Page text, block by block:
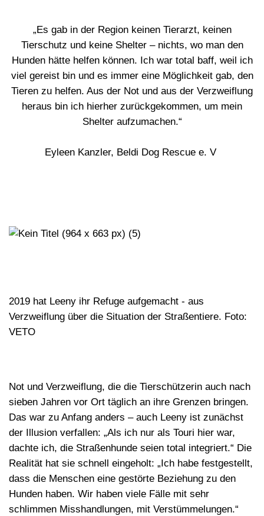
„Es gab in der Region keinen Tierarzt, keinen
Tierschutz und keine Shelter – nichts, wo man den
Hunden hätte helfen können. Ich war total baff, weil ich
viel gereist bin und es immer eine Möglichkeit gab, den
Tieren zu helfen. Aus der Not und aus der Verzweiflung
heraus bin ich hierher zurückgekommen, um mein
Shelter aufzumachen.“
Eyleen Kanzler, Beldi Dog Rescue e. V
2019 hat Leeny ihr Refuge aufgemacht - aus
Verzweiflung über die Situation der Straßentiere. Foto:
VETO
Not und Verzweiflung, die die Tierschützerin auch nach
sieben Jahren vor Ort täglich an ihre Grenzen bringen.
Das war zu Anfang anders – auch Leeny ist zunächst
der Illusion verfallen: „Als ich nur als Touri hier war,
dachte ich, die Straßenhunde seien total integriert.“ Die
Realität hat sie schnell eingeholt: „Ich habe festgestellt,
dass die Menschen eine gestörte Beziehung zu den
Hunden haben. Wir haben viele Fälle mit sehr
schlimmen Misshandlungen, mit Verstümmelungen.“